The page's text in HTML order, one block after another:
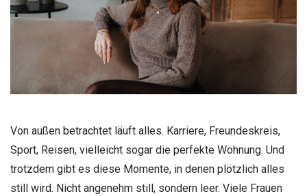
Von außen betrachtet läuft alles. Karriere, Freundeskreis,
Sport, Reisen, vielleicht sogar die perfekte Wohnung. Und
trotzdem gibt es diese Momente, in denen plötzlich alles
still wird. Nicht angenehm still, sondern leer. Viele Frauen